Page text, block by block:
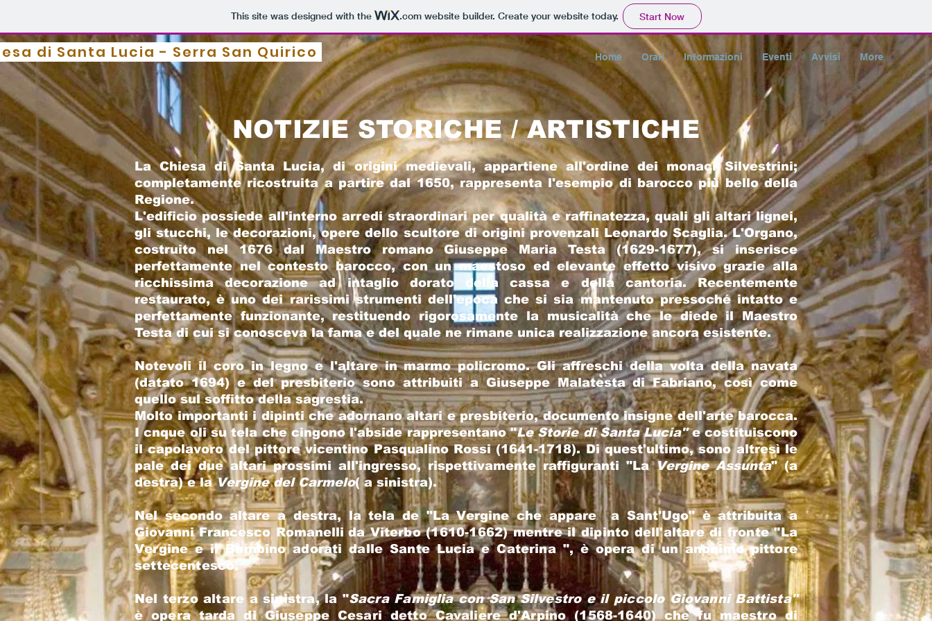
This site was designed with the .comwebsite builder. Create your website today. Start Now
di Santa Lucia - Serra San Quirico Home Orari Informazioni Eventi Avvisi More
NOTIZIE STORICHE / ARTISTICHE
La Chiesa di Santa Lucia, di origini medievali, appartiene all'ordine dei monaci Silvestrini;
completamente ricostruita a partire dal 1650, rappresenta l'esempio di barocco più bello della
Regione.
L'edificio possiede all'interno arredi straordinari per qualità e raffinatezza,qua li gli altari lignei,
gli stucchi, le decorazioni, opere dello scultore di origini provenzali Leonardo Scaglia. L'Organo,
costruito nel 1676 dal Maestro romano Giuseppe Maria Testa (1629-1677), si inserisce
perfettamente nel contesto barocco, con un maestoso ed elevante effetto visivo grazie alla
ricchissima decorazione ad intaglio dorato della cassa e della cantoria. Recentemente
restaurato, è uno dei rarissimi strumenti dell'epoca che si sia mantenuto pressoché intatto e
perfettamente funzionante, restituendo rigorosamente la musicalità che le diede il Maestro
Testa di cui si conosceva la fama e del quale ne rimane unica realizzazione ancora esistente.
Notevoli il coro in legno e l'altare in marmo policromo. Gli affreschi della volta della navata
(datato 1694) e del presbiterio sono attribuiti a Giuseppe Malatesta di Fabriano, così come
quello sul soffitto della sagrestia.
Molto importanti i dipinti che adornano altari e presbiterio, documento insigne dell'arte barocca.
I cnque oli su tela che cingono l'abside rappresentano "Le Storie di Santa Lucia"e costituiscono
il capolavoro del pittore vicentino Pasqualino Rossi (1641-1718). Di quest'ultimo, sono altresì le
pale dei due altari prossimi all'ingresso, rispettivamente raffiguranti "LaVergine Assunta" (a
destra) e laVergine del Carmelo( a sinistra).
Nel secondo altare a destra, la tela de "La Vergine che appare a Sant'Ugo" è attribuita a
Giovanni Francesco Romanelli da Viterbo (1610-1662) mentre il dipinto dell'altare di fronte "La
Vergine e il Bambino adorati dalle Sante Lucia e Caterina ", è opera di un anonimo pittore
settecentesco.
Nel terzo altare a sinistra, la "Sacra Famiglia con San Silvestro e il piccolo Giovanni Battista"
è opera tarda di Giuseppe Cesari detto Cavaliere d'Arpino (1568-1640) che fu maestro di